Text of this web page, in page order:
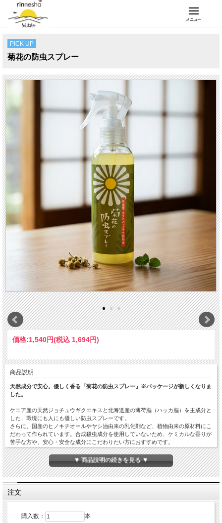
メニュー
PICK UP
菊花の防虫スプレー
価格:1,540円(税込 1,694円)
商品説明
天然成分で安心。優しく香る「菊花の防虫スプレー」※パッケージが新しくなりま
した。
ケニア産の天然ジョチュウギクエキスと北海道産の薄荷脳（ハッカ脳）を主成分と
した、環境にも人にも優しい防虫スプレーです。
さらに、国産のヒノキチオールやヤシ油由来の乳化剤など、植物由来の原材料にこ
だわって作られています。合成殺虫成分を使用していないため、ケミカルな香りが
苦手な方や、安心・安全な成分にこだわりたい方におすすめです。
【ご使用方法・おすすめの使用場所】
◆ご使用方法：ボトルの中でジョチュウギクエキスの油分と薄荷脳が分離している
ため、使用前によく振って混ぜ合わせてから、トリガーのロックを解除して噴霧し
てください。
◆おすすめの使用場所
お部屋の空間や、ベット・カーペットなどの布製品。虫の気になりやすい窓際・網
▼ 商品説明の続きを見る ▼
注文
購入数： 本